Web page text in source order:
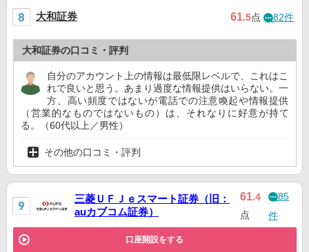
大和証券 61.5点 82件
大和証券の口コミ・評判
自分のアカウント上の情報は最低限レベルで、これはこ
れで良いと思う。あまり過度な情報提供はいらない。一
方、高い頻度ではないが電話での注意喚起や情報提供
（営業的なものではないもの）は、それなりに好意が持て
る。（60代以上／男性）
その他の口コミ・評判
三菱ＵＦＪｅスマート証券（旧：
auカブコム証券）
61.4
点
85
件
口座開設をする